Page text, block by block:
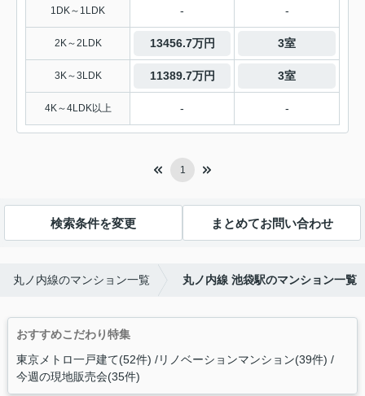
1DK～1LDK - -
2K～2LDK 13456.7万円 3室
3K～3LDK 11389.7万円 3室
4K～4LDK以上 - -
1
検索条件を変更 まとめてお問い合わせ
丸ノ内線のマンション一覧 丸ノ内線 池袋駅のマンション一覧
おすすめこだわり特集
東京メトロ一戸建て(52件) リノベーションマンション(39件)
今週の現地販売会(35件)